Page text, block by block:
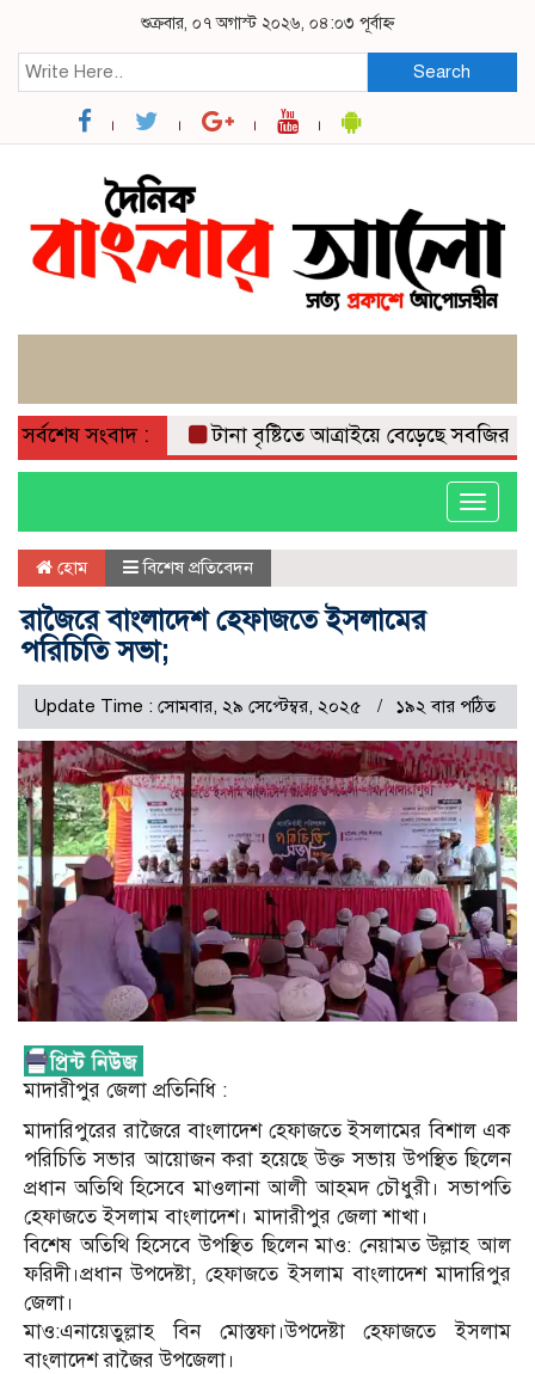
শুক্রবার, ০৭ অগাস্ট ২০২৬, ০৪:০৩ পূর্বাহ্ন
Search
সর্বশেষ সংবাদ : টানা বৃষ্টিতে আত্রাইয়ে বেড়েছে সবজির দাম,
Toggle
হোম বিশেষ প্রতিবেদন
রাজৈরে বাংলাদেশ হেফাজতে ইসলামের
পরিচিতি সভা;
Update Time : সোমবার, ২৯ সেপ্টেম্বর, ২০২৫ ১৯২ বার পঠিত
মাদারীপুর জেলা প্রতিনিধি :
মাদারিপুরের রাজৈরে বাংলাদেশ হেফাজতে ইসলামের বিশাল এক
পরিচিতি সভার আয়োজন করা হয়েছে উক্ত সভায় উপস্থিত ছিলেন
প্রধান অতিথি হিসেবে মাওলানা আলী আহমদ চৌধুরী। সভাপতি
হেফাজতে ইসলাম বাংলাদেশ। মাদারীপুর জেলা শাখা।
বিশেষ অতিথি হিসেবে উপস্থিত ছিলেন মাও: নেয়ামত উল্লাহ আল
ফরিদী।প্রধান উপদেষ্টা, হেফাজতে ইসলাম বাংলাদেশ মাদারিপুর
জেলা।
মাও:এনায়েতুল্লাহ বিন মোস্তফা।উপদেষ্টা হেফাজতে ইসলাম
বাংলাদেশ রাজৈর উপজেলা।